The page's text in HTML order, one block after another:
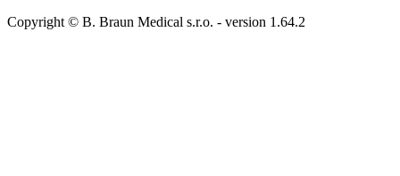
Copyright © B. Braun Medical s.r.o. - version 1.64.2